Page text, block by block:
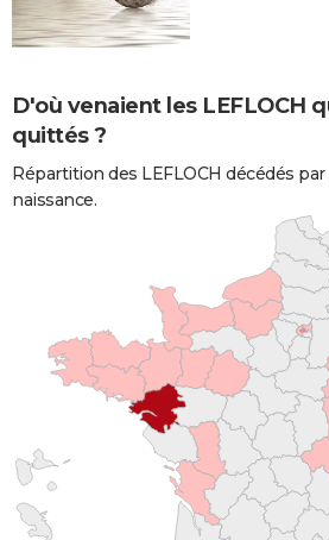
D'où venaient les LEFLOCH
quittés ?
Répartition des LEFLOCH décédés
naissance.